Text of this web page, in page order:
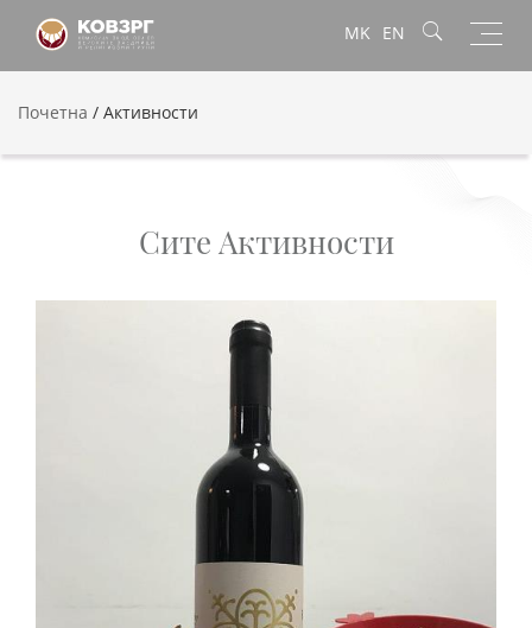
MK EN
Почетна / Активности
Сите Активности